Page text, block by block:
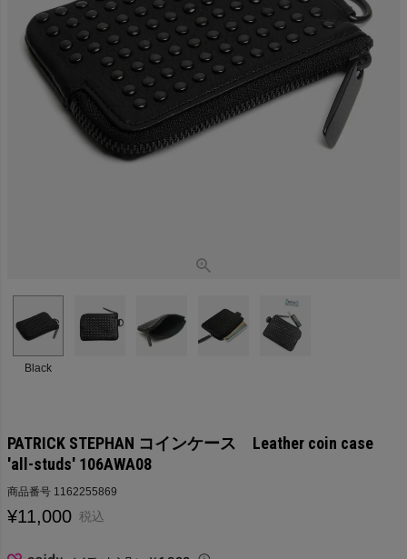
Black
PATRICK STEPHAN コインケース Leather coin case
'all-studs' 106AWA08
商品番号 1162255869
¥11,000 税込